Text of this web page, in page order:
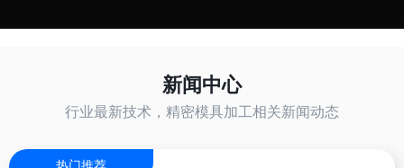
新闻中心
行业最新技术，精密模具加工相关新闻动态
热门推荐